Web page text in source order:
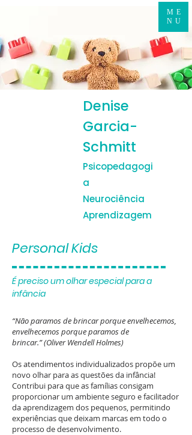
Denise
Garcia-
Schmitt
Psicopedagogi
a
Neurociência
Aprendizagem
ME
NU
Personal Kids
É preciso um olhar especial para a
infância
“Não paramos de brincar porque envelhecemos,
envelhecemos porque paramos de
brincar.” (Oliver Wendell Holmes)
Os atendimentos individualizados propõe um
novo olhar para as questões da infância!
Contribui para que as famílias consigam
proporcionar um ambiente seguro e facilitador
da aprendizagem dos pequenos, permitindo
experiências que deixam marcas em todo o
processo de desenvolvimento.